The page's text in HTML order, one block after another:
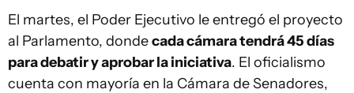
El martes, el Poder Ejecutivo le entregó el proyecto
al Parlamento, dondecada cámara tendrá 45 días
para debatir y aprobar la iniciativa. El oficialismo
cuenta con mayoría en la Cámara de Senadores,